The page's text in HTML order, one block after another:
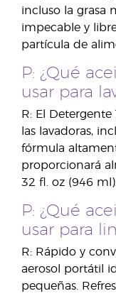
incluso la grasa
impecable y
partícula de
P: ¿Qué
usar para
R: El
las lavadoras,
fórmula
proporcionará
32 fl. oz (946 ml).
P: ¿Qué
usar para
R: Rápido y
aerosol portátil
pequeñas.